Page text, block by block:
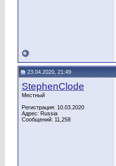
23.04.2020, 21:49
StephenClode
Местный
Регистрация: 10.03.2020
Адрес: Russia
Сообщений: 11,258